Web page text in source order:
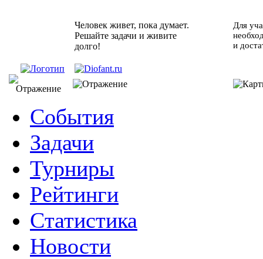
Человек живет, пока думает.
Решайте задачи и живите
долго!
Для
и
События
Задачи
Турниры
Рейтинги
Статистика
Новости